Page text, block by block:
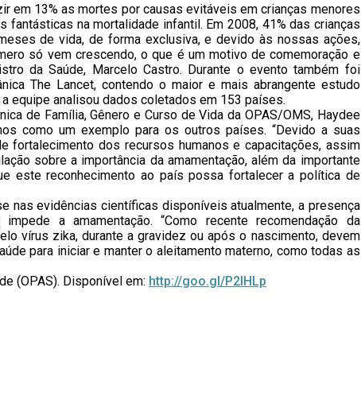
em 13% as mortes por causas evitáveis em crianças menores
na mortalidade infantil. Em 2008, 41% das crianças
de vida, de forma exclusiva, e devido às nossas ações,
só vem crescendo, o que é um motivo de comemoração e
da Saúde, Marcelo Castro. Durante o evento também foi
The Lancet, contendo o maior e mais abrangente estudo
equipe analisou dados coletados em 153 países.
de Família, Gênero e Curso de Vida da OPAS/OMS, Haydee
como um exemplo para os outros países. “Devido a suas
fortalecimento dos recursos humanos e capacitações, assim
sobre a importância da amamentação, além da importante
este reconhecimento ao país possa fortalecer a política de
nas evidências científicas disponíveis atualmente, a presença
a amamentação. “Como recente recomendação da
vírus zika, durante a gravidez ou após o nascimento, devem
para iniciar e manter o aleitamento materno, como todas as
(OPAS). Disponível em: http://goo.gl/P2IHLp